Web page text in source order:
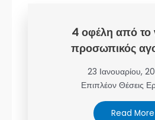
4 οφέλη από το
προσωπικός
23 Ιανουαρίου,
Επιπλέον Θέσεις
Read More